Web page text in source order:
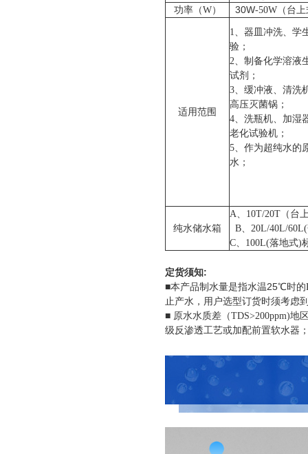
功率（W） 30W-50W （台
适用范围
1、器皿冲洗、学
验 ；
2、 制备化学溶液
试剂 ；
3、 缓冲液 、清洗
高压灭菌锅；
4、洗瓶机、加湿
老化试验机；
5、作为超纯水的
水 ；
纯水储水箱
A、 10T/20T （台
B、 20L/40L/60L(
C、 100L(落地式)
定货须知:
■本产品制水量是指水温25℃时的
止产水，用户选型订货时须考虑
■ 原水水质差（TDS>200ppm)地
级反渗透工艺或加配前置软水器